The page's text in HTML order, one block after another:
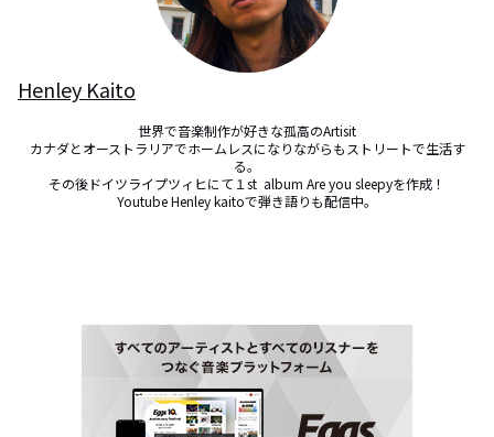
Henley Kaito
世界で音楽制作が好きな孤高のArtisit
カナダとオーストラリアでホームレスになりながらもストリートで生活す
る。
その後ドイツライプツィヒにて１st  album Are you sleepyを作成！
Youtube Henley kaitoで弾き語りも配信中。